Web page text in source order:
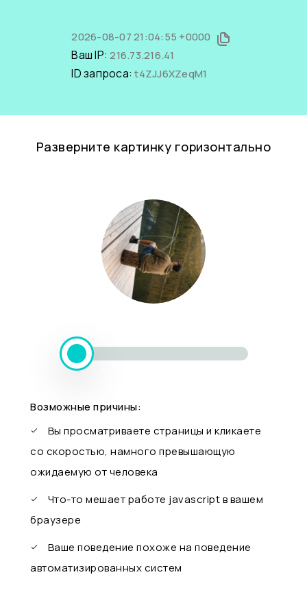
2026-08-07 21:04:55 +0000
Ваш IP:216.73.216.41
ID запроса:t4ZJJ6XZeqM1
Разверните картинку горизонтально
Возможные причины:
Вы просматриваете страницы и кликаете
со скоростью, намного превышающую
ожидаемую от человека
Что-то мешает работе javascript в вашем
браузере
Ваше поведение похоже на поведение
автоматизированных систем